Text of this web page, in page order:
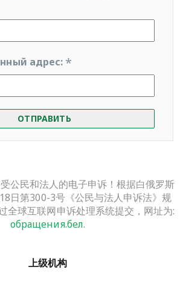
адрес: *
ОТПРАВИТЬ
公民和法人的电子申诉！根据白俄罗斯
日第300-3号《公民与法人申诉法》规
全球互联网申诉处理系统提交，网址为:
обращения.бел.
上级机构